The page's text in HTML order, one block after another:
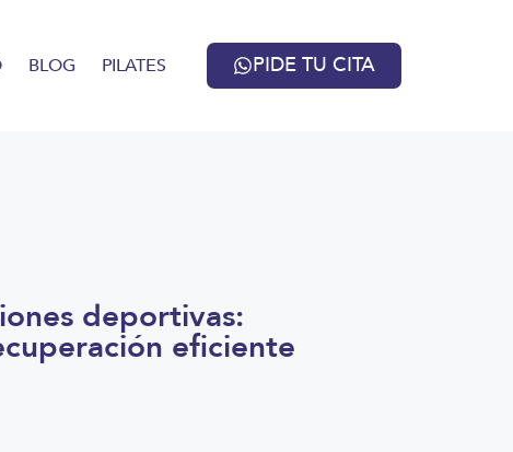
BLOG PILATES PIDE TU CITA
deportivas:
eficiente